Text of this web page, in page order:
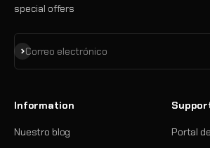
special offers
Correo electrónico
Suscribirse
Information
Nuestro blog
Portal